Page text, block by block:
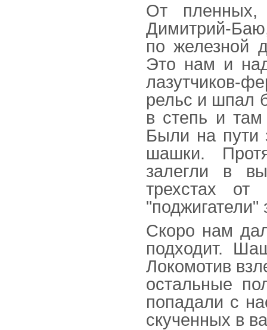
От пленных,
Димитрий-
по железной
Это нам и
лазутчиков-
рельс и шпал
в степь и
Были на пути
шашки.
залегли в
трехстах от
"поджигатели"
Скоро нам
подходит.
Локомотив
остальные
попадали с
скученных в